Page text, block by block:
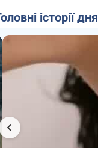
Головні історії дня